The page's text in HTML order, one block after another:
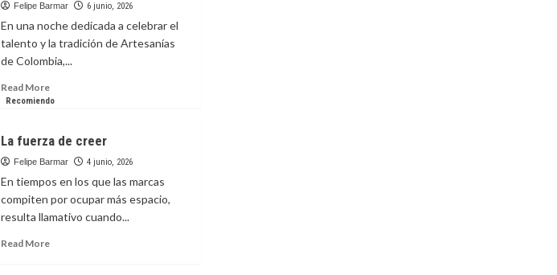
sin
etiquetas
Felipe Barmar 6 junio, 2026
En una noche dedicada a celebrar el
talento y la tradición de Artesanías
de Colombia,...
Read MoreRead
more
Hurtado
y
de
la
Recomiendo
La fuerza de creer
Felipe Barmar 4 junio, 2026
En tiempos en los que las marcas
compiten por ocupar más espacio,
resulta llamativo cuando...
Read MoreRead